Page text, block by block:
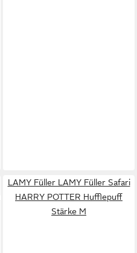
LAMY Füller LAMY Füller Safari
HARRY POTTER Hufflepuff
Stärke M